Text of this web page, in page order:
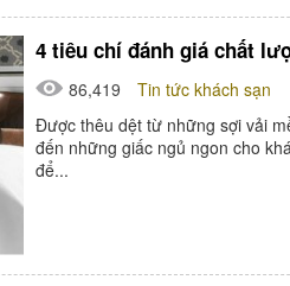
4 tiêu chí đánh giá chất
86,419
Tin tức khách sạn
Được thêu dệt từ những sợi vải
đến những giấc ngủ ngon cho
để...